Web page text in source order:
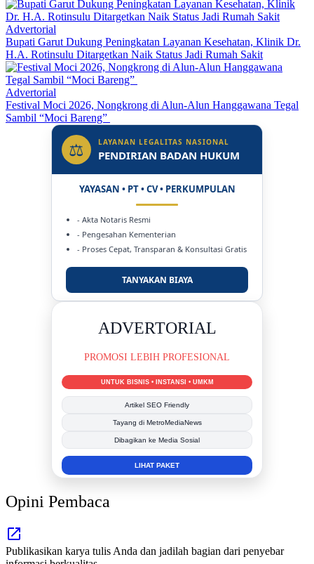
Advertorial
Bupati Garut Dukung Peningkatan Layanan Kesehatan, Klinik Dr.
H.A. Rotinsulu Ditargetkan Naik Status Jadi Rumah Sakit
Advertorial
Festival Moci 2026, Nongkrong di Alun-Alun Hanggawana Tegal
Sambil “Moci Bareng”
⚖ LAYANAN LEGALITAS NASIONAL
PENDIRIAN BADAN HUKUM
YAYASAN • PT • CV • PERKUMPULAN
- Akta Notaris Resmi
- Pengesahan Kementerian
- Proses Cepat, Transparan & Konsultasi Gratis
TANYAKAN BIAYA
DUKUNG KAMI
BERSAMA METROMEDIANEWS.CO
MEDIA INFORMASI TERPERCAYA
Publikasi Kegiatan
Berita Promosi
Tingkatkan Branding Anda
INFO SELENGKAPNYA
Opini Pembaca
Publikasikan karya tulis Anda dan jadilah bagian dari penyebar